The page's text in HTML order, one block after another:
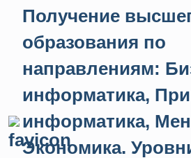
Получение
образования по
направлениям:
информатика,
информатика,
Экономика.